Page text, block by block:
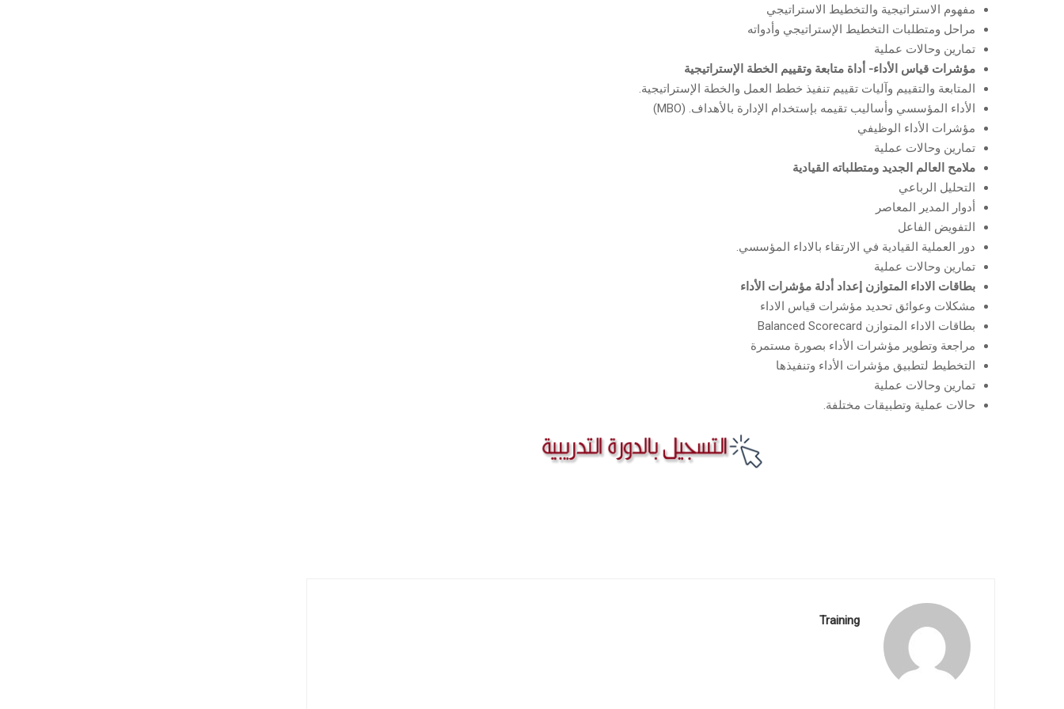
مفهوم الاستراتيجية والتخطيط الاستراتيجي
مراحل ومتطلبات التخطيط الإستراتيجي وأدواته
تمارين وحالات عملية
مؤشرات قياس الأداء- أداة متابعة وتقييم الخطة الإستراتيجية
المتابعة والتقييم وآليات تقييم تنفيذ خطط العمل والخطة الإستراتيجية.
الأداء المؤسسي وأساليب تقيمه بإستخدام الإدارة بالأهداف. (MBO)
مؤشرات الأداء الوظيفي
تمارين وحالات عملية
ملامح العالم الجديد ومتطلباته القيادية
التحليل الرباعي
أدوار المدير المعاصر
التفويض الفاعل
دور العملية القيادية في الارتقاء بالاداء المؤسسي.
تمارين وحالات عملية
بطاقات الاداء المتوازن إعداد أدلة مؤشرات الأداء
مشكلات وعوائق تحديد مؤشرات قياس الاداء
بطاقات الاداء المتوازن Balanced Scorecard
مراجعة وتطوير مؤشرات الأداء بصورة مستمرة
التخطيط لتطبيق مؤشرات الأداء وتنفيذها
تمارين وحالات عملية
حالات عملية وتطبيقات مختلفة.
Training